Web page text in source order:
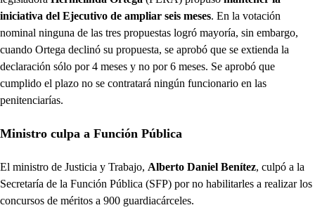
iniciativa del Ejecutivo de ampliar seis meses. En la votación
nominal ninguna de las tres propuestas logró mayoría, sin embargo,
cuando Ortega declinó su propuesta, se aprobó que se extienda la
declaración sólo por 4 meses y no por 6 meses. Se aprobó que
cumplido el plazo no se contratará ningún funcionario en las
penitenciarías.
Ministro culpa a Función Pública
El ministro de Justicia y Trabajo, Alberto Daniel Benítez, culpó a la
Secretaría de la Función Pública (SFP) por no habilitarles a realizar los
concursos de méritos a 900 guardiacárceles.